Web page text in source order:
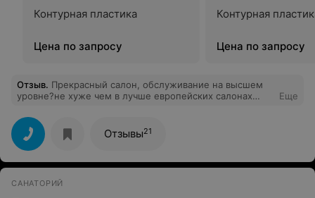
Контурная пластика
Цена по запросу
Контурная
Цена по запросу
Отзыв. Прекрасный салон, обслуживание на высшем
уровне?не хуже чем в лучше европейских салонах
побывала во многих салонах красоты в разных
европейских столицах/ В Леди Гадива получила
прекрасное обслуживание и душевное отношение. В
следующий приезд в Минск приду обязательно
обратно. Спасибо мастерам и администрации салона!
Еще
Отзывы21
САНАТОРИЙ